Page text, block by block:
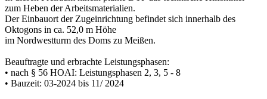
zum Heben der Arbeitsmaterialien.
Der Einbauort der Zugeinrichtung befindet sich innerhalb des
Oktogons in ca. 52,0 m Höhe
im Nordwestturm des Doms zu Meißen.
Beauftragte und erbrachte Leistungsphasen:
• nach § 56 HOAI: Leistungsphasen 2, 3, 5 - 8
• Bauzeit: 03-2024 bis 11/ 2024